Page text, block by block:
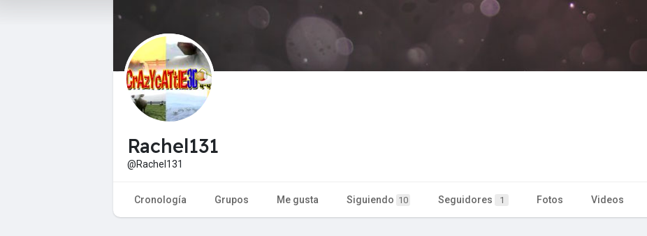
Rachel131
@Rachel131
Cronología Grupos Me gusta Siguiendo 10 Seguidores 1 Fotos Videos